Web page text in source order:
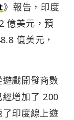
》報告，印度
億美元，預
億美元，
戲開發商數
增加了 200
印度線上遊